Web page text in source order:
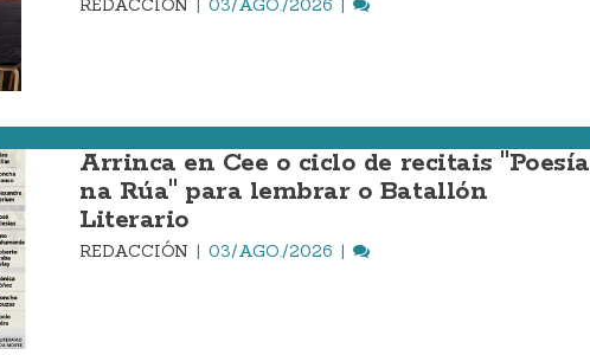
REDACCIÓN 03/AGO./2026
Arrinca en Cee o ciclo de recitais "Poesía
na Rúa" para lembrar o Batallón
Literario
REDACCIÓN 03/AGO./2026